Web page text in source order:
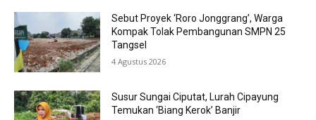
Sebut Proyek ‘Roro Jonggrang’, Warga
Kompak Tolak Pembangunan SMPN 25
Tangsel
4 Agustus 2026
Susur Sungai Ciputat, Lurah Cipayung
Temukan ‘Biang Kerok’ Banjir